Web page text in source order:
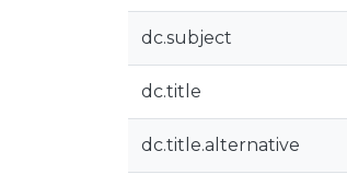
dc.subject
dc.title
dc.title.alternative